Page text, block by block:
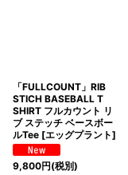
「FULLCOUNT」RIB
STICH BASEBALL T
SHIRT フルカウント リ
ブ ステッチ ベースボー
ルTee [エッグプラント]
9,800円(税別)